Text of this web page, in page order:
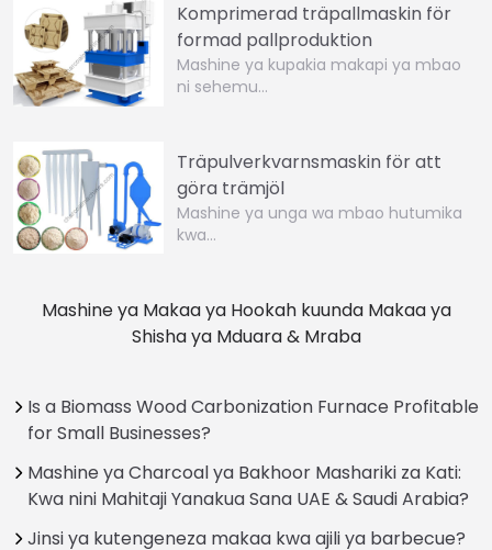
Komprimerad träpallmaskin för
formad pallproduktion
Mashine ya kupakia makapi ya mbao
ni sehemu...
Träpulverkvarnsmaskin för att
göra trämjöl
Mashine ya unga wa mbao hutumika
kwa…
Mashine ya Makaa ya Hookah kuunda Makaa ya
Shisha ya Mduara & Mraba
Is a Biomass Wood Carbonization Furnace Profitable
for Small Businesses?
Mashine ya Charcoal ya Bakhoor Mashariki za Kati:
Kwa nini Mahitaji Yanakua Sana UAE & Saudi Arabia?
Jinsi ya kutengeneza makaa kwa ajili ya barbecue?